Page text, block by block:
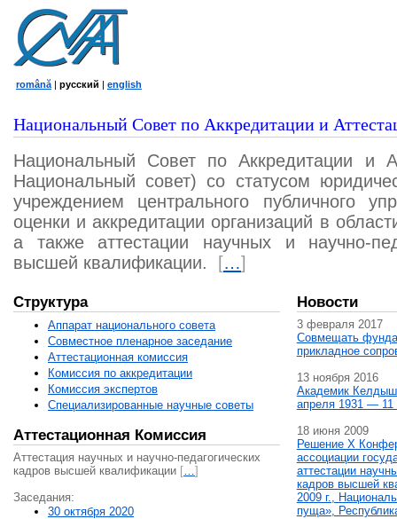
română | русский | english
Национальный Совет по Аккредитации и
Национальный Совет по Аккредитации и
Национальный совет) со статусом
учреждением центрального публичного
оценки и аккредитации организаций в
а также аттестации научных и научно-
высшей квалификации.
[…]
Структура
Аппарат национального совета
Совместное пленарное заседание
Аттестационная комисcия
Комиссия по аккредитации
Комиссия экспертов
Специализированные научные советы
Аттестационная Комиссия
Аттестация научных и научно-педагогических
кадров высшей квалификации […]
Заседания:
30 октября 2020
Новости
3 февраля 2017
Совмещать
прикладное
13 ноября 2016
Академик
апреля 1931 — 11
18 июня 2009
Решение X
ассоциации
аттестации
кадров высшей
2009 г.,
пуща»,